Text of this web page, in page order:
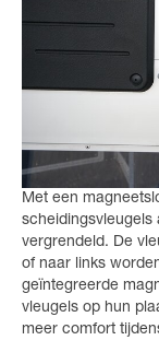
Met een
scheidingsvleugels
vergrendeld. De
of naar links
geïntegreerde
vleugels op hun
meer comfort